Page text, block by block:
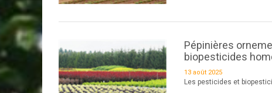
Pépinières
biopesticides
13 août 2025
Les pesticides et